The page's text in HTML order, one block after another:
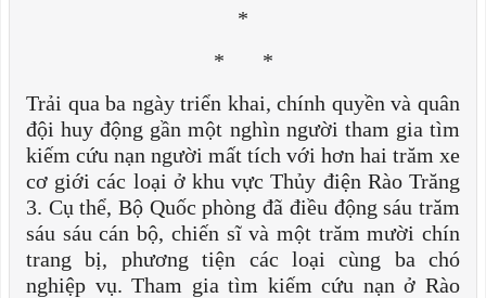
*
* *
Trải qua ba ngày triển khai, chính quyền và quân
đội huy động gần một nghìn người tham gia tìm
kiếm cứu nạn người mất tích với hơn hai trăm xe
cơ giới các loại ở khu vực Thủy điện Rào Trăng
3. Cụ thể, Bộ Quốc phòng đã điều động sáu trăm
sáu sáu cán bộ, chiến sĩ và một trăm mười chín
trang bị, phương tiện các loại cùng ba chó
nghiệp vụ. Tham gia tìm kiếm cứu nạn ở Rào